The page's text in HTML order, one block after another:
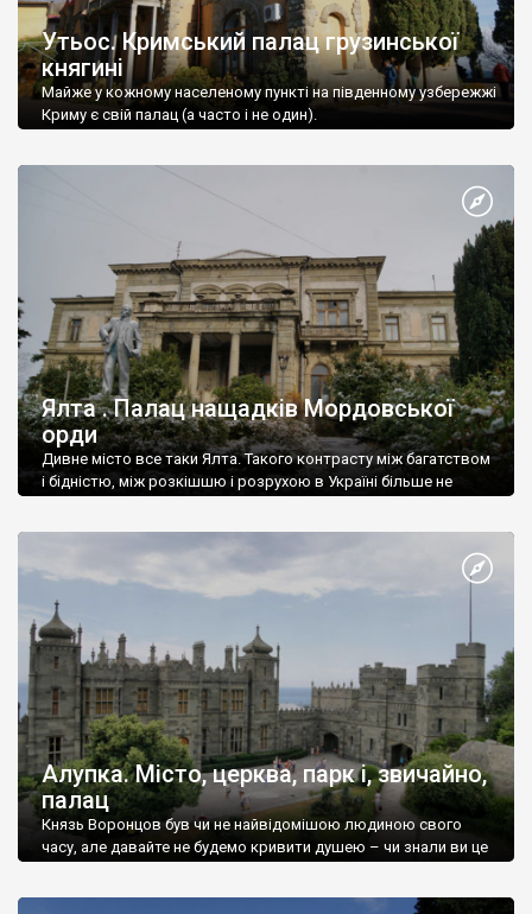
Утьос. Кримський палац грузинської
княгині
Майже у кожному населеному пункті на південному узбережжі
Криму є свій палац (а часто і не один).
Ялта . Палац нащадків Мордовської
орди
Дивне місто все таки Ялта. Такого контрасту між багатством
і бідністю, між розкішшю і розрухою в Україні більше не
Алупка. Місто, церква, парк і, звичайно,
палац
Князь Воронцов був чи не найвідомішою людиною свого
часу, але давайте не будемо кривити душею – чи знали ви це